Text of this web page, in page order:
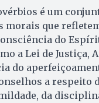
é um
morais que
do
a Lei de Justiça,
do
a respeito
da